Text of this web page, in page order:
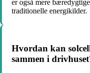
er også mere
traditionelle energikilder.
Hvordan kan
sammen i